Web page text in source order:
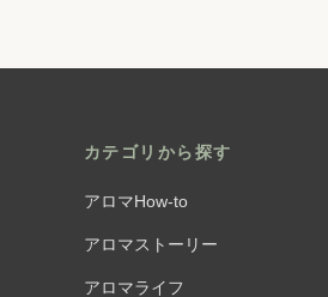
カテゴリから探す
アロマHow-to
アロマストーリー
アロマライフ